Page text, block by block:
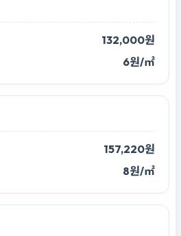
132,000원
6원/㎡
157,220원
8원/㎡